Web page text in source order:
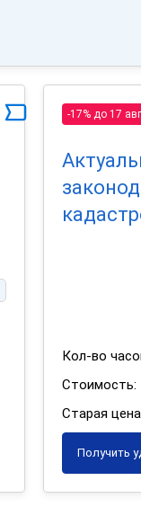
-17% до 17
Кол-во
Стоимость:
Старая
Получить